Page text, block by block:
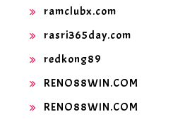
ramclubx.com
rasri365day.com
redkong89
RENO88WIN.COM
RENO88WIN.COM